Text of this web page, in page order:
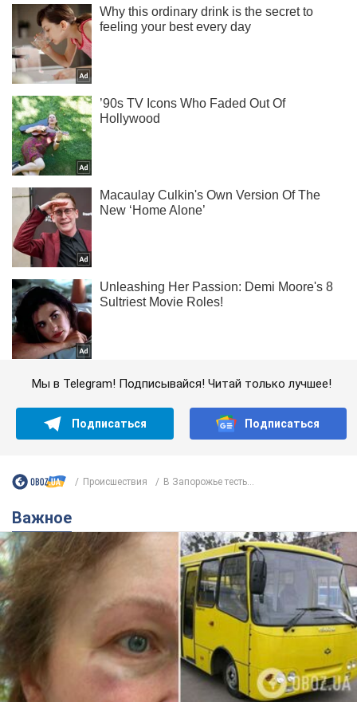
Мы в Telegram! Подписывайся! Читай только лучшее!
Подписаться Подписаться
Происшествия В Запорожье тесть...
Важное